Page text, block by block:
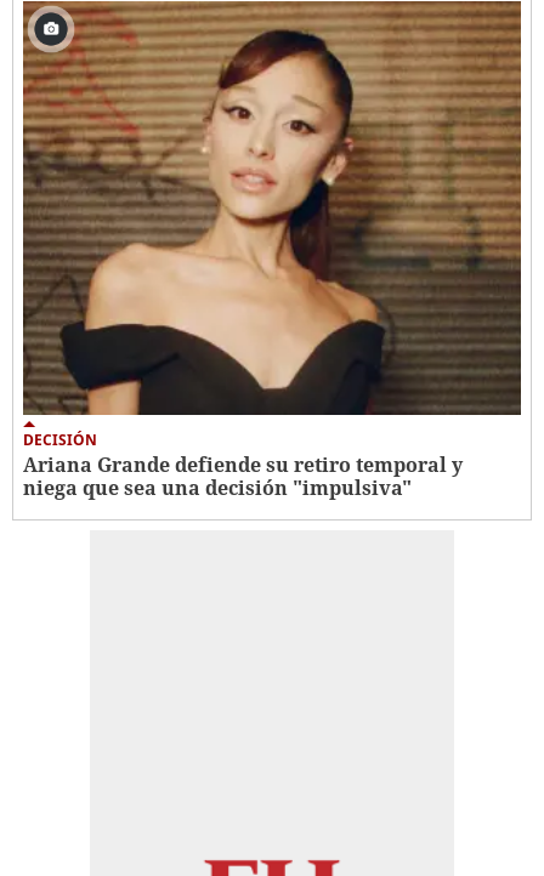
DECISIÓN
Ariana Grande defiende su retiro temporal y
niega que sea una decisión "impulsiva"